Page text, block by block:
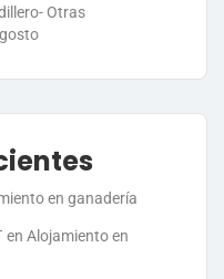
Otras
en ganadería
en Alojamiento en